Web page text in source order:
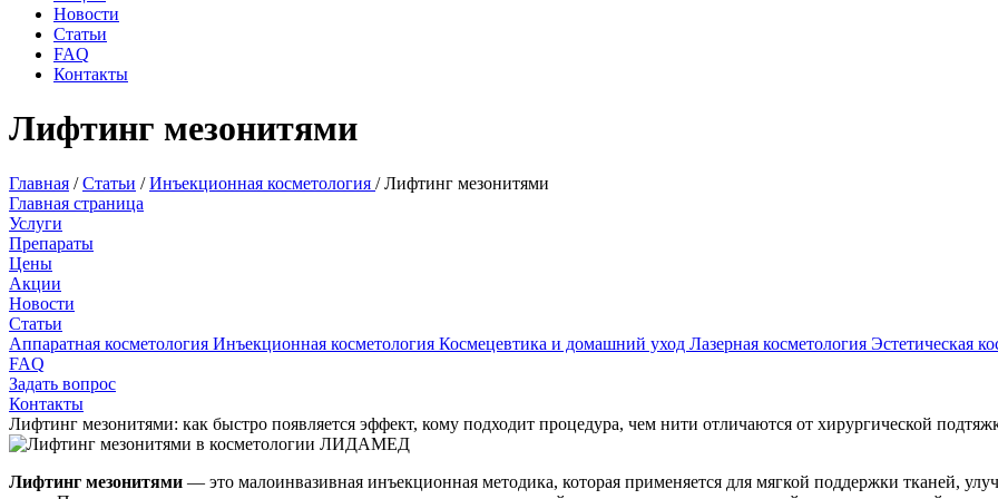
Новости
Статьи
FAQ
Контакты
Лифтинг мезонитями
Главная /Статьи /Инъекционная косметология /Лифтинг мезонитями
Главная страница
Услуги
Препараты
Цены
Акции
Новости
Статьи
Аппаратная косметология Инъекционная косметология Космецевтика и домашний уход Лазерная косметология Эстетическая
FAQ
Задать вопрос
Контакты
Лифтинг мезонитями: как быстро появляется эффект, кому подходит процедура, чем нити отличаются от хирургической
Лифтинг мезонитями — это малоинвазивная инъекционная методика, которая применяется для мягкой поддержки тканей,